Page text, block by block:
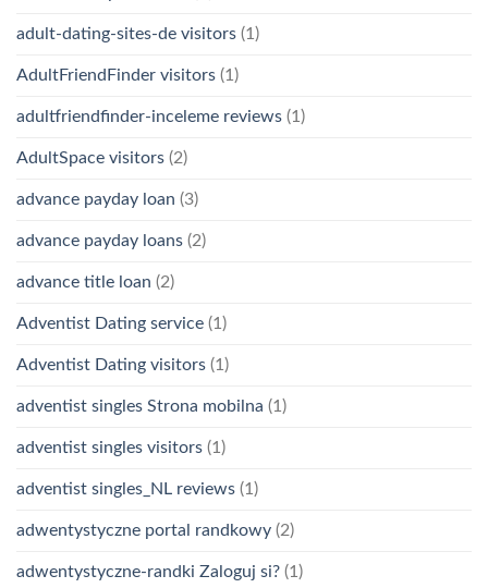
adult-dating-sites-de visitors (1)
AdultFriendFinder visitors (1)
adultfriendfinder-inceleme reviews (1)
AdultSpace visitors (2)
advance payday loan (3)
advance payday loans (2)
advance title loan (2)
Adventist Dating service (1)
Adventist Dating visitors (1)
adventist singles Strona mobilna (1)
adventist singles visitors (1)
adventist singles_NL reviews (1)
adwentystyczne portal randkowy (2)
adwentystyczne-randki Zaloguj si? (1)